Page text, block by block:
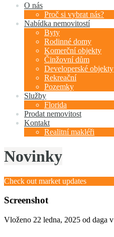
O nás
Proč si vybrat nás?
Nabídka nemovitostí
Byty
Rodinné domy
Komerční objekty
Činžovní dům
Developerské objekty
Rekreační
Pozemky
Služby
Florida
Prodat nemovitost
Kontakt
Realitní makléři
Novinky
Check out market updates
Screenshot
Vloženo 22 ledna, 2025 od daga v